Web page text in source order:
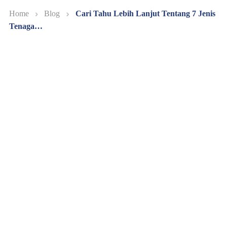
Home Blog
Cari Tahu Lebih Lanjut Tentang 7 Jenis
Tenaga…